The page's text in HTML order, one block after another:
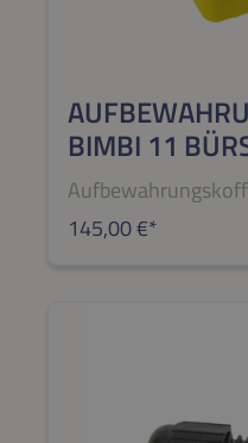
BIMBI 11
145,00 €*